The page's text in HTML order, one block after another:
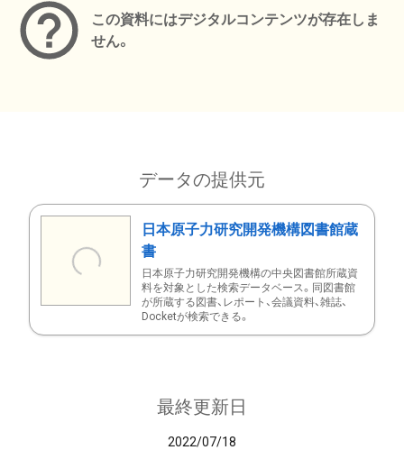
この資料にはデジタルコンテンツが存在しま
せん。
データの提供元
日本原子力研究開発機構図書館蔵
書
日本原子力研究開発機構の中央図書館所蔵資
料を対象とした検索データベース。同図書館
が所蔵する図書、レポート、会議資料、雑誌、
Docketが検索できる。
最終更新日
2022/07/18